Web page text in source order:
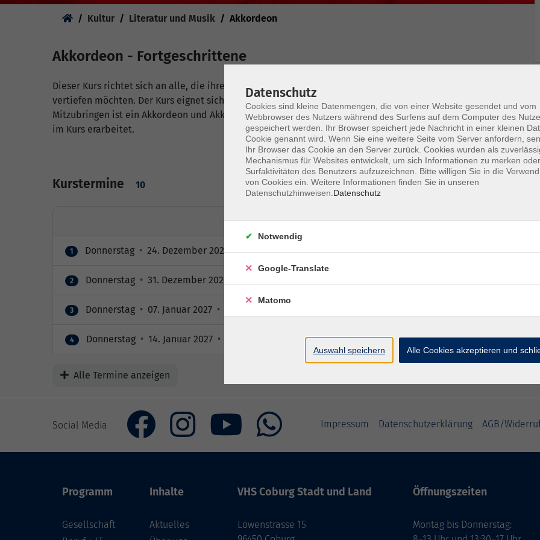
Kultur Literatur und Musik Akkordeon
Akkordeon - Fortgeschrittene
Dieser Kurs richtet sich an alle, die ihre Grundkenntnisse des Akkordeonspielens auffrischen und
vertiefen möchten. Der Kurs eignet sich nur für Spieler mit sehr guten Grundkenntnissen.
Mitzubringen ist ein Akkordeon und Akkordeonschule. Auf Wunsch werden die Lieder des Teilnehmers
im Kurs erarbeitet.
Kurstermine 10
Ort / Raum
1 Donnerstag • 24. Dezember 2026 • 20:00 – 20:30 Uhr
2 Donnerstag • 31. Dezember 2026
3 Donnerstag • 07. Januar 2027 •
4 Donnerstag • 14. Januar 2027 •
Alle Termine anzeigen
Social Media Impressum Datenschutzerklärung AGB/
Programm
Gesellschaft
Inhalte
Aktuelles
VHS Coburg Stadt und Land
Löwenstrasse 15
Öffnungszeiten
Montag bis Donnerstag:
Datenschutz
Cookies sind kleine Datenmengen, die von einer Website gesendet und vom
Webbrowser des Nutzers während des Surfens auf dem Computer des
gespeichert werden. Ihr Browser speichert jede Nachricht in einer kleinen
Cookie genannt wird. Wenn Sie eine weitere Seite vom Server anfordern,
Ihr Browser das Cookie an den Server zurück. Cookies wurden als
Mechanismus für Websites entwickelt, um sich Informationen zu merken
Surfaktivitäten des Benutzers aufzuzeichnen. Bitte willigen Sie in die
von Cookies ein. Weitere Informationen finden Sie in unseren
Datenschutzhinweisen. Datenschutz
Notwendig
Google-Translate
Matomo
Auswahl speichern Alle Cookies akzeptieren und